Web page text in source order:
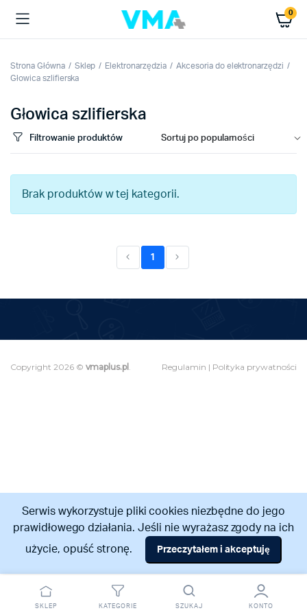
0
Strona Główna Sklep Elektronarzędzia
Akcesoria do elektronarzędzi
Głowica szlifierska
Głowica szlifierska
Filtrowanie produktów
Brak produktów w tej kategorii.
1
(current)
Copyright 2026 © vmaplus.pl . Regulamin | Polityka prywatności
Serwis wykorzystuje pliki cookies niezbędne do jego
prawidłowego działania. Jeśli nie wyrażasz zgody na ich
użycie, opuść stronę.
Przeczytałem i akceptuję
SKLEP KATEGORIE SZUKAJ KONTO